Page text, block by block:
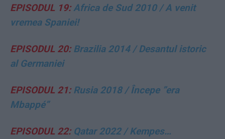
EPISODUL 19:Africa de Sud 2010 / A venit
vremea Spaniei!
EPISODUL 20:Brazilia 2014 / Desantul istoric
al Germaniei
EPISODUL 21:Rusia 2018 /Începe ”era
Mbappé”
EPISODUL 22:Qatar 2022 / Kempes…